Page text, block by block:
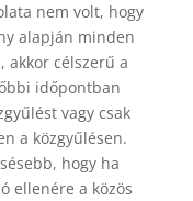
nem volt, hogy
alapján minden
akkor célszerű a
időpontban
vagy csak
a közgyűlésen.
hogy ha
ellenére a közös